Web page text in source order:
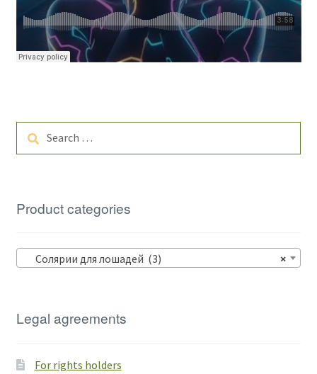
for:
Product categories
×
Солярии для лошадей (3)
Legal agreements
For rights holders